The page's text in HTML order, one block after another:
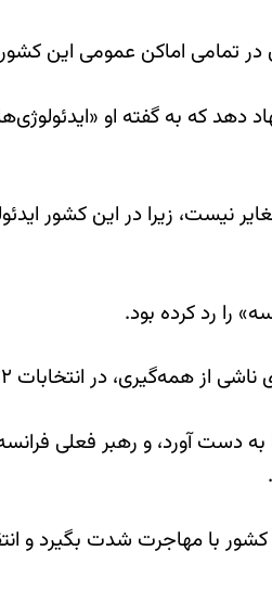
در تمامی اماکن عمومی این
که به گفته او
نیست، زیرا در این کشور
را رد کرده بود.
در انتخابات ۲۰۲۲ پیروز شود.
با مهاجرت شدت بگیرد و